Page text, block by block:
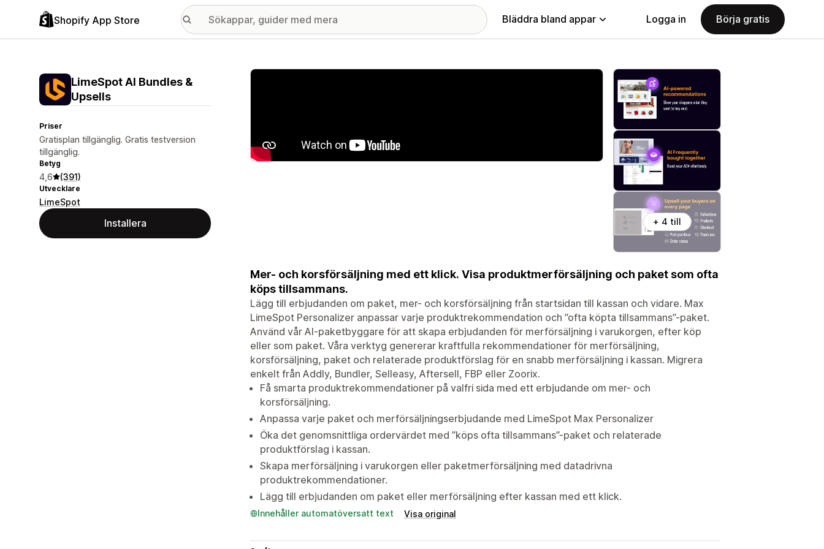
Shopify App Store Bläddra bland appar Logga in Börja gratis
LimeSpot AI Bundles &
Upsells
Priser
Gratisplan tillgänglig. Gratis testversion
tillgänglig.
Betyg
4,6 (391)
Utvecklare
LimeSpot
Installera
Galleri med utvalda bilder
+ 4 till
Mer- och korsförsäljning med ett klick. Visa produktmerförsäljning och paket som ofta
köps tillsammans.
Lägg till erbjudanden om paket, mer- och korsförsäljning från startsidan till kassan och vidare. Max
LimeSpot Personalizer anpassar varje produktrekommendation och ”ofta köpta tillsammans”-paket.
Använd vår AI-paketbyggare för att skapa erbjudanden för merförsäljning i varukorgen, efter köp
eller som paket. Våra verktyg genererar kraftfulla rekommendationer för merförsäljning,
korsförsäljning, paket och relaterade produktförslag för en snabb merförsäljning i kassan. Migrera
enkelt från Addly, Bundler, Selleasy, Aftersell, FBP eller Zoorix.
Få smarta produktrekommendationer på valfri sida med ett erbjudande om mer- och
korsförsäljning.
Anpassa varje paket och merförsäljningserbjudande med LimeSpot Max Personalizer
Öka det genomsnittliga ordervärdet med ”köps ofta tillsammans”-paket och relaterade
produktförslag i kassan.
Skapa merförsäljning i varukorgen eller paketmerförsäljning med datadrivna
produktrekommendationer.
Lägg till erbjudanden om paket eller merförsäljning efter kassan med ett klick.
Innehåller automatöversatt text Visa original